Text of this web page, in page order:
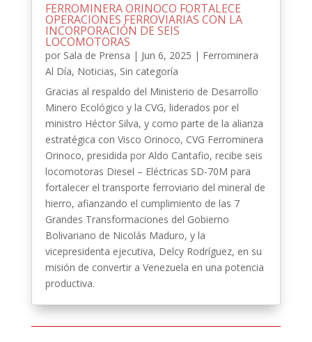
FERROMINERA ORINOCO FORTALECE
OPERACIONES FERROVIARIAS CON LA
INCORPORACIÓN DE SEIS
LOCOMOTORAS
por Sala de Prensa | Jun 6, 2025 | Ferrominera
Al Día, Noticias, Sin categoría
Gracias al respaldo del Ministerio de Desarrollo
Minero Ecológico y la CVG, liderados por el
ministro Héctor Silva, y como parte de la alianza
estratégica con Visco Orinoco, CVG Ferrominera
Orinoco, presidida por Aldo Cantafio, recibe seis
locomotoras Diesel – Eléctricas SD-70M para
fortalecer el transporte ferroviario del mineral de
hierro, afianzando el cumplimiento de las 7
Grandes Transformaciones del Gobierno
Bolivariano de Nicolás Maduro, y la
vicepresidenta ejecutiva, Delcy Rodríguez, en su
misión de convertir a Venezuela en una potencia
productiva.